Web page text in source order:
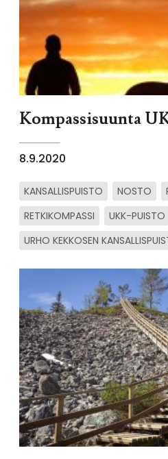
Kompassisuunta
8.9.2020
KANSALLISPUISTO NOSTO
RETKIKOMPASSI
UKK-PUISTO
URHO KEKKOSEN